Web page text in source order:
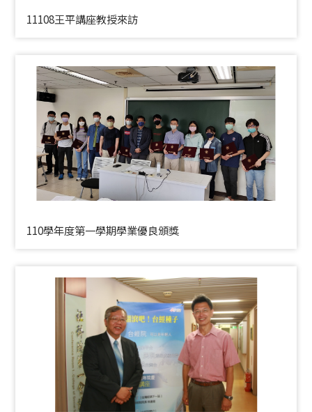
11108王平講座教授來訪
110學年度第一學期學業優良頒獎